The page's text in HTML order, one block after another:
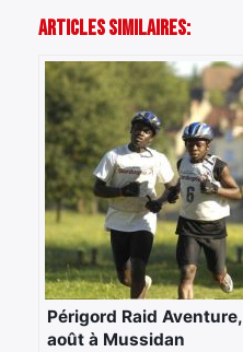
Articles Similaires:
Périgord Raid
août à Mussidan